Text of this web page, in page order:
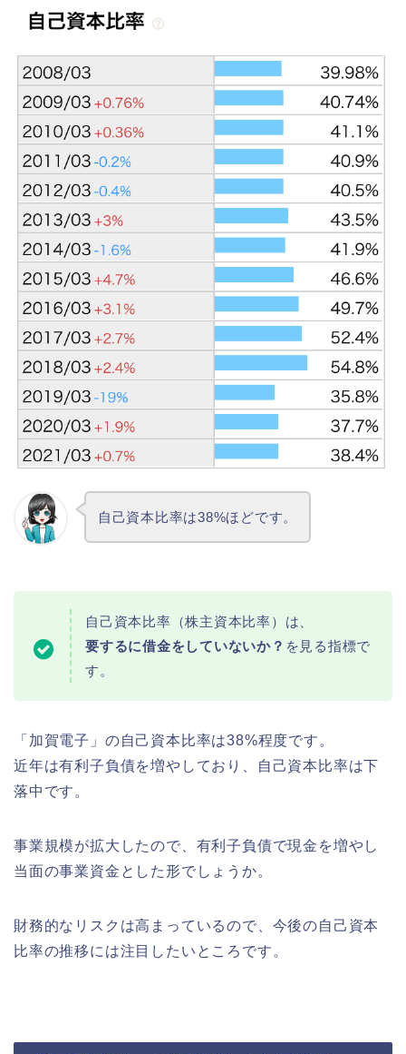
自己資本比率は38%ほどです。
自己資本比率（株主資本比率）は、
要するに借金をしていないか？ を見る指標で
す。
「加賀電子」の自己資本比率は38%程度です。
近年は有利子負債を増やしており、自己資本比率は下
落中です。
事業規模が拡大したので、有利子負債で現金を増やし
当面の事業資金とした形でしょうか。
財務的なリスクは高まっているので、今後の自己資本
比率の推移には注目したいところです。